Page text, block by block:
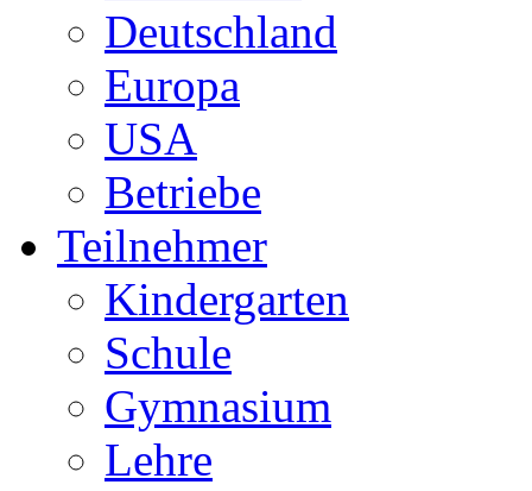
Deutschland
Europa
USA
Betriebe
Teilnehmer
Kindergarten
Schule
Gymnasium
Lehre